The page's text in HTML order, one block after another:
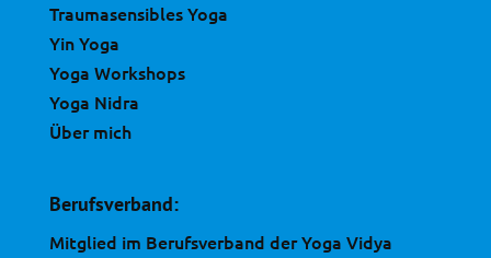
Traumasensibles Yoga
Yin Yoga
Yoga Workshops
Yoga Nidra
Über mich
Berufsverband:
Mitglied im Berufsverband der Yoga Vidya